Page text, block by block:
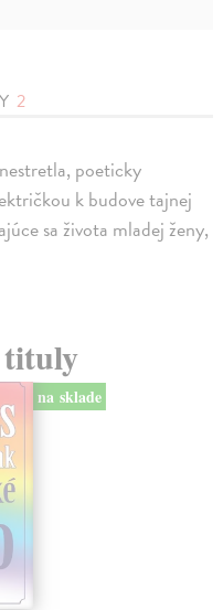
2
poeticky
k budove tajnej
sa života mladej ženy,
tituly